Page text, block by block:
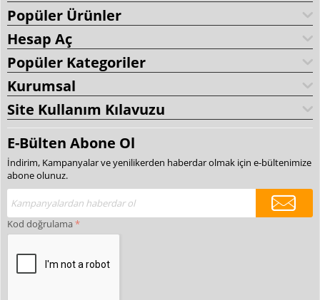
Popüler Ürünler
Hesap Aç
Popüler Kategoriler
Kurumsal
Site Kullanım Kılavuzu
E-Bülten Abone Ol
İndirim, Kampanyalar ve yenilikerden haberdar olmak için e-bültenimize
abone olunuz.
Kod doğrulama